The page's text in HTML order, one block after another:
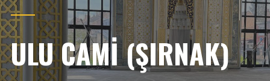
ULU CAMİ (ŞIRNAK)